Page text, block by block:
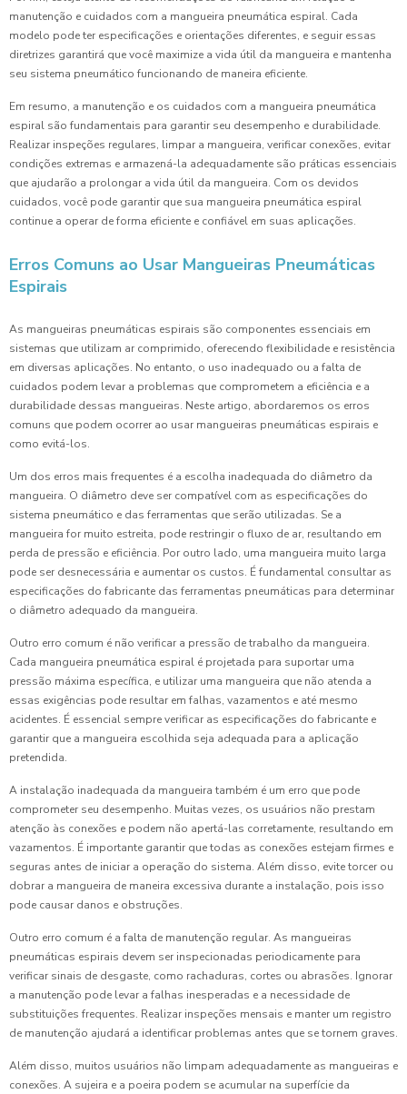
manutenção e cuidados com a mangueira pneumática espiral. Cada
modelo pode ter especificações e orientações diferentes, e seguir essas
diretrizes garantirá que você maximize a vida útil da mangueira e mantenha
seu sistema pneumático funcionando de maneira eficiente.
Em resumo, a manutenção e os cuidados com a mangueira pneumática
espiral são fundamentais para garantir seu desempenho e durabilidade.
Realizar inspeções regulares, limpar a mangueira, verificar conexões, evitar
condições extremas e armazená-la adequadamente são práticas essenciais
que ajudarão a prolongar a vida útil da mangueira. Com os devidos
cuidados, você pode garantir que sua mangueira pneumática espiral
continue a operar de forma eficiente e confiável em suas aplicações.
Erros Comuns ao Usar Mangueiras Pneumáticas
Espirais
As mangueiras pneumáticas espirais são componentes essenciais em
sistemas que utilizam ar comprimido, oferecendo flexibilidade e resistência
em diversas aplicações. No entanto, o uso inadequado ou a falta de
cuidados podem levar a problemas que comprometem a eficiência e a
durabilidade dessas mangueiras. Neste artigo, abordaremos os erros
comuns que podem ocorrer ao usar mangueiras pneumáticas espirais e
como evitá-los.
Um dos erros mais frequentes é a escolha inadequada do diâmetro da
mangueira. O diâmetro deve ser compatível com as especificações do
sistema pneumático e das ferramentas que serão utilizadas. Se a
mangueira for muito estreita, pode restringir o fluxo de ar, resultando em
perda de pressão e eficiência. Por outro lado, uma mangueira muito larga
pode ser desnecessária e aumentar os custos. É fundamental consultar as
especificações do fabricante das ferramentas pneumáticas para determinar
o diâmetro adequado da mangueira.
Outro erro comum é não verificar a pressão de trabalho da mangueira.
Cada mangueira pneumática espiral é projetada para suportar uma
pressão máxima específica, e utilizar uma mangueira que não atenda a
essas exigências pode resultar em falhas, vazamentos e até mesmo
acidentes. É essencial sempre verificar as especificações do fabricante e
garantir que a mangueira escolhida seja adequada para a aplicação
pretendida.
A instalação inadequada da mangueira também é um erro que pode
comprometer seu desempenho. Muitas vezes, os usuários não prestam
atenção às conexões e podem não apertá-las corretamente, resultando em
vazamentos. É importante garantir que todas as conexões estejam firmes e
seguras antes de iniciar a operação do sistema. Além disso, evite torcer ou
dobrar a mangueira de maneira excessiva durante a instalação, pois isso
pode causar danos e obstruções.
Outro erro comum é a falta de manutenção regular. As mangueiras
pneumáticas espirais devem ser inspecionadas periodicamente para
verificar sinais de desgaste, como rachaduras, cortes ou abrasões. Ignorar
a manutenção pode levar a falhas inesperadas e a necessidade de
substituições frequentes. Realizar inspeções mensais e manter um registro
de manutenção ajudará a identificar problemas antes que se tornem graves.
Além disso, muitos usuários não limpam adequadamente as mangueiras e
conexões. A sujeira e a poeira podem se acumular na superfície da